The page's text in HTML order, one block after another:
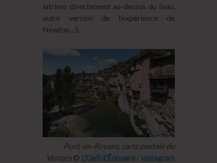
latrines directement au-dessus du l’eau,
autre version de l’expérience de
Newton…).
Pont-en-Royans, carte postale du
Vercors© L’Oeil d’Édouard/ Instagram